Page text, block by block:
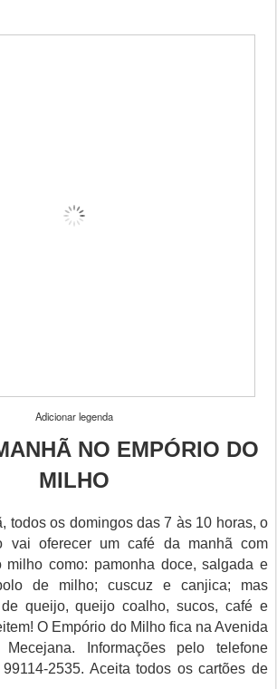
Adicionar legenda
NO EMPÓRIO DO
MILHO
todos os domingos das 7 às 10 horas, o
vai oferecer um café da manhã com
milho como: pamonha doce, salgada e
de milho; cuscuz e canjica; mas
queijo, queijo coalho, sucos, café e
O Empório do Milho fica na Avenida
Informações pelo telefone
2535. Aceita todos os cartões de